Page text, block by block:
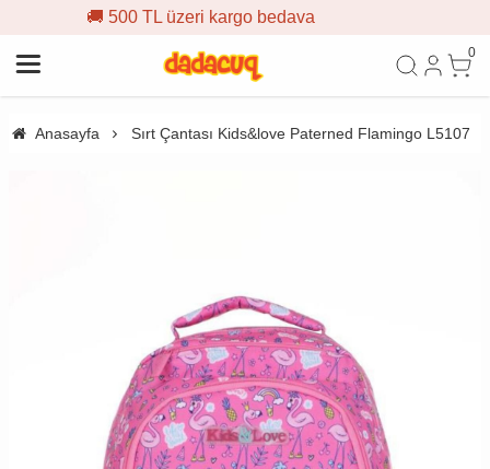
üzeri kargo bedava
0
Anasayfa Sırt Çantası Kids&love Paterned Flamingo L5107